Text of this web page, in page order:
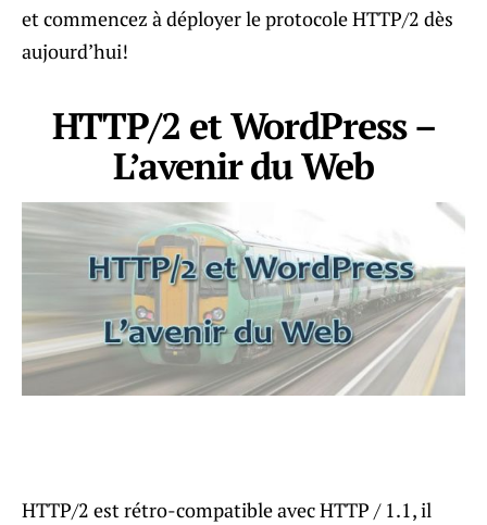
et commencez à déployer le protocole HTTP/2 dès
aujourd’hui!
HTTP/2 et WordPress –
L’avenir du Web
HTTP/2 est rétro-compatible avec HTTP / 1.1, il